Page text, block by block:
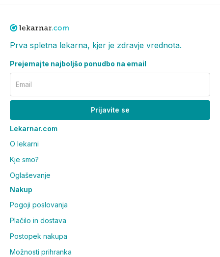
Prva spletna lekarna, kjer je zdravje vrednota.
Prejemajte najboljšo ponudbo na email
Email
Prijavite se
Lekarnar.com
O lekarni
Kje smo?
Oglaševanje
Nakup
Pogoji poslovanja
Plačilo in dostava
Postopek nakupa
Možnosti prihranka